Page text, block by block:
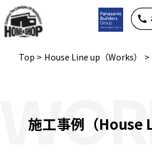
Top > House Line up（Works） >
施工事例（House